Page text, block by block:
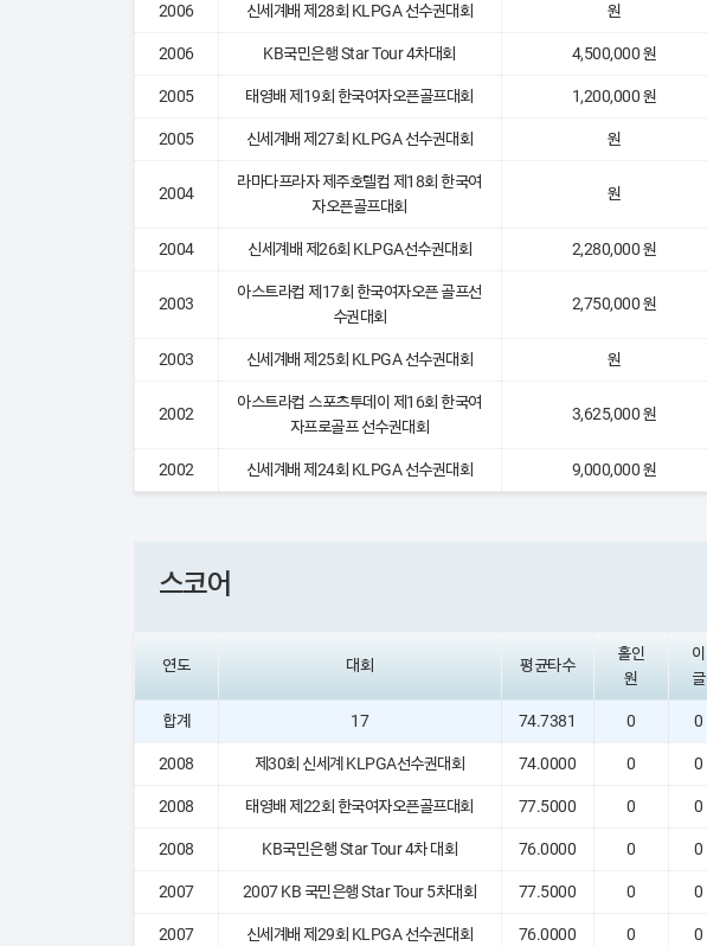
2006 신세계배 제28회 KLPGA 선수권대회 원
2006 KB국민은행 Star Tour 4차대회 4,500,000 원
2005 태영배 제19회 한국여자오픈골프대회 1,200,000 원
2005 신세계배 제27회 KLPGA 선수권대회 원
2004
라마다프라자 제주호텔컵 제18회 한국여
자오픈골프대회
원
2004 신세계배 제26회 KLPGA선수권대회 2,280,000 원
2003
아스트라컵 제17회 한국여자오픈 골프선
수권대회
2,750,000 원
2003 신세계배 제25회 KLPGA 선수권대회 원
2002
아스트라컵 스포츠투데이 제16회 한국여
자프로골프 선수권대회
3,625,000 원
2002 신세계배 제24회 KLPGA 선수권대회 9,000,000 원
스코어
연도 대회 평균타수
홀인
원
이
글
합계 17 74.7381 0 0
2008 제30회 신세계 KLPGA선수권대회 74.0000 0 0
2008 태영배 제22회 한국여자오픈골프대회 77.5000 0 0
2008 KB국민은행 Star Tour 4차 대회 76.0000 0 0
2007 2007 KB 국민은행 Star Tour 5차대회 77.5000 0 0
2007 신세계배 제29회 KLPGA 선수권대회 76.0000 0 0